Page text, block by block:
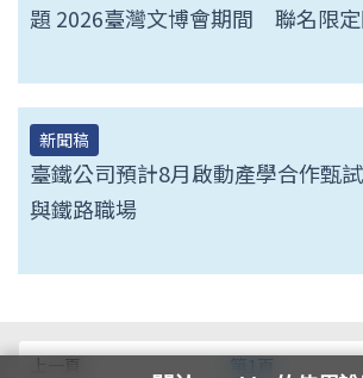
題 2026臺灣文博會期間 聯名限
新聞稿
臺鐵公司預計8月啟動產學合作甄
與鐵路職場
上一頁 第
第1頁